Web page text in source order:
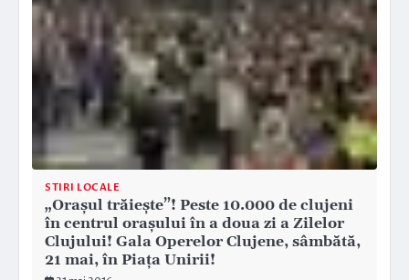
STIRI LOCALE
„Orașul trăiește”! Peste 10.000 de clujeni
în centrul orașului în a doua zi a Zilelor
Clujului! Gala Operelor Clujene, sâmbătă,
21 mai, în Piața Unirii!